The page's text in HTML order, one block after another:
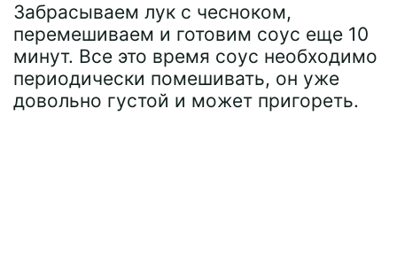
Забрасываем лук с чесноком,
перемешиваем и готовим соус еще 10
минут. Все это время соус необходимо
периодически помешивать, он уже
довольно густой и может пригореть.